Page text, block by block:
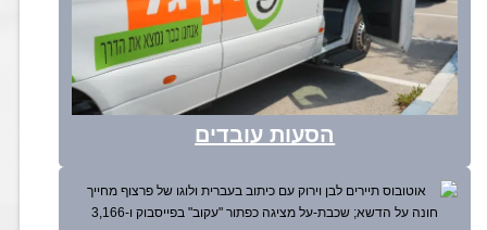
הסעות עובדים